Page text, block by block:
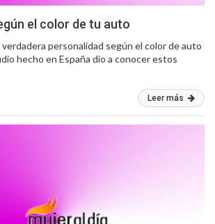
el color de tu auto
personalidad según el color de auto
hecho en España dio a conocer estos
Leer más